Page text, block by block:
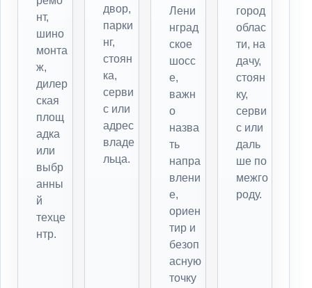
нт,
шино
монта
ж,
дилер
ская
площ
адка
или
выбр
анны
й
техце
нтр.
двор,
парки
нг,
стоян
ка,
серви
с или
адрес
владе
льца.
Лени
нград
ское
шосс
е,
важн
о
назва
ть
напра
влени
е,
ориен
тир и
безоп
асную
точку
город
облас
ти, на
дачу,
стоян
ку,
серви
с или
даль
ше по
межго
роду.